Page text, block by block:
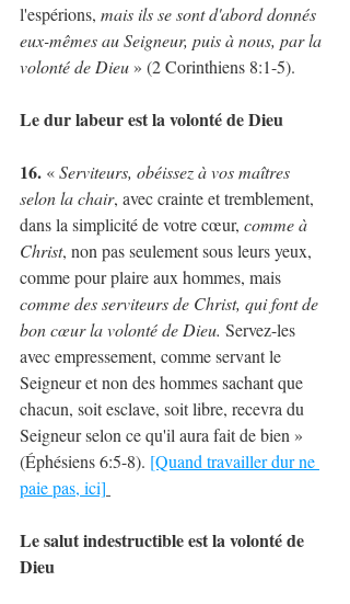
l'espérions, mais ils se sont d'abord donnés
eux-mêmes au Seigneur, puis à nous, par la
volonté de Dieu » (2 Corinthiens 8:1-5).
Le dur labeur est la volonté de Dieu
16. « Serviteurs, obéissez à vos maîtres
selon la chair, avec crainte et tremblement,
dans la simplicité de votre cœur, comme à
Christ, non pas seulement sous leurs yeux,
comme pour plaire aux hommes, mais
comme des serviteurs de Christ, qui font de
bon cœur la volonté de Dieu. Servez-les
avec empressement, comme servant le
Seigneur et non des hommes sachant que
chacun, soit esclave, soit libre, recevra du
Seigneur selon ce qu'il aura fait de bien »
(Éphésiens 6:5-8). [Quand travailler dur ne
paie pas, ici]
Le salut indestructible est la volonté de
Dieu